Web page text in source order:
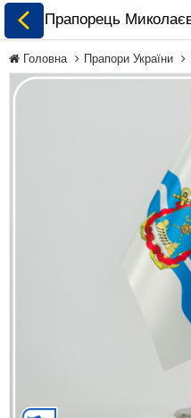
Прапори України
Прапори Світу за
Головна Прапори України